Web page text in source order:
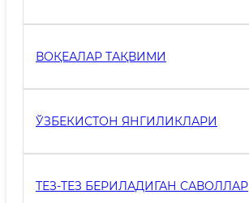
ВОҚЕАЛАР ТАҚВИМИ
ЎЗБЕКИСТОН ЯНГИЛИКЛАРИ
ТЕЗ-ТЕЗ БЕРИЛАДИГАН САВОЛЛАР